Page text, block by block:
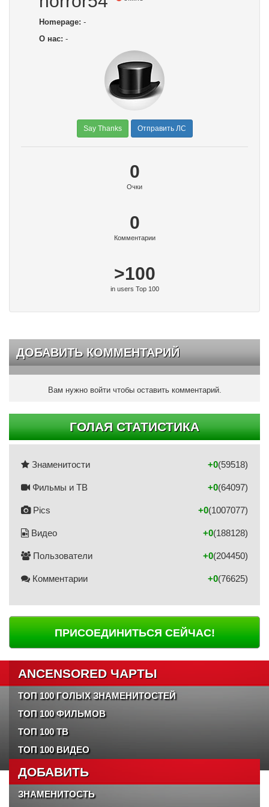
Homepage: -
О нас: -
Say Thanks Отправить ЛС
0
Очки
0
Комментарии
>100
in users Top 100
ДОБАВИТЬ КОММЕНТАРИЙ
Вам нужно войти чтобы оставить комментарий.
ГОЛАЯ СТАТИСТИКА
Знаменитости (59518)
+0
Фильмы и ТВ (64097)
+0
Pics (1007077)
+0
Видео (188128)
+0
Пользователи (204450)
+0
Комментарии (76625)
+0
ПРИСОЕДИНИТЬСЯ СЕЙЧАС!
ANCENSORED ЧАРТЫ
ТОП 100 ГОЛЫХ ЗНАМЕНИТОСТЕЙ
ТОП 100 ФИЛЬМОВ
ТОП 100 ТВ
ТОП 100 ВИДЕО
ДОБАВИТЬ
ЗНАМЕНИТОСТЬ